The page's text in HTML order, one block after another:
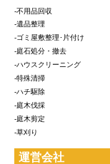
-不用品回収
-遺品整理
-ゴミ屋敷整理･片付け
-庭石処分・撤去
-ハウスクリーニング
-特殊清掃
-ハチ駆除
-庭木伐採
-庭木剪定
-草刈り
運営会社